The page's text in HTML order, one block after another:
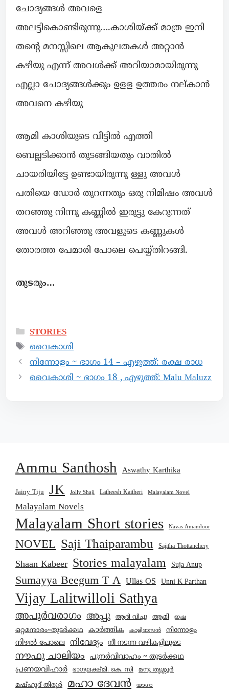
ചോദ്യങ്ങൾ അവളെ
അലട്ടികൊണ്ടിരുന്നു….കാശിയ്ക്ക് മാത്ര ഇനി
തന്റെ മനസ്സിലെ ആകുലതകൾ അറ്റാൻ
കഴിയു എന്ന് അവൾക്ക് അറിയാമായിരുന്നു
എല്ലാ ചോദ്യങ്ങൾക്കും ഉളള ഉത്തരം നല്കാൻ
അവനെ കഴിയു
ആമി കാശിയുടെ വീട്ടിൽ എത്തി
ബെല്ലടിക്കാൻ തുടങ്ങിയതും വാതിൽ
ചായരിയിട്ടേ ഉണ്ടായിരുന്നു ള്ളു അവൾ
പതിയെ ഡോർ തുറന്നതും ഒരു നിമിഷം അവൾ
തറഞ്ഞു നിന്നു കണ്ണിൽ ഇരുട്ടു കേറുന്നത്
അവൾ അറിഞ്ഞു അവളുടെ കണ്ണുകൾ
തോരത്ത പേമാരി പോലെ പെയ്യ്തിറങ്ങി.
തുടരും…
STORIES
വൈകാശി
നിന്നോളം ~ ഭാഗം 14 – എഴുത്ത്: രക്ഷ രാധ
വൈകാശി ~ ഭാഗം 18 , എഴുത്ത്: Malu Maluzz
Ammu Santhosh Aswathy Karthika
Jainy Tiju JK Jolly Shaji Latheesh Kaitheri Malayalam Novel
Malayalam Novels
Malayalam Short stories Navas Amandoor
NOVEL Saji Thaiparambu Sajitha Thottanchery
Shaan Kabeer Stories malayalam Suja Anup
Sumayya Beegum T A Ullas OS Unni K Parthan
Vijay Lalitwilloli Sathya
അപൂർവരാഗം അപ്പു ആദി വിച്ചു ആമി ഇഷ
ഒറ്റമന്ദാരം~തുടർക്കഥ കാര്‍ത്തിക കാളിദാസൻ നിന്നോളം
നിഴൽ പോലെ നിവേദ്യം നീ നടന്ന വഴികളിലൂടെ
നൗഫു ചാലിയം പുനർവിവാഹം ~ തുടർക്കഥ
പ്രണയവിഹാർ ഭാഗ്യലക്ഷ്മി. കെ. സി
മനു തൃശ്ശൂർ
മഷ്ഹൂദ് തിരൂർ
മഹാ ദേവൻ യാഗാ